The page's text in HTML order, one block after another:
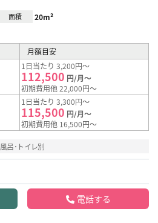
面積 20m²
月額目安
1日当たり 3,200円～
112,500 円/月～
初期費用他 22,000円～
1日当たり 3,300円～
115,500 円/月～
初期費用他 16,500円～
風呂･トイレ別
電話する